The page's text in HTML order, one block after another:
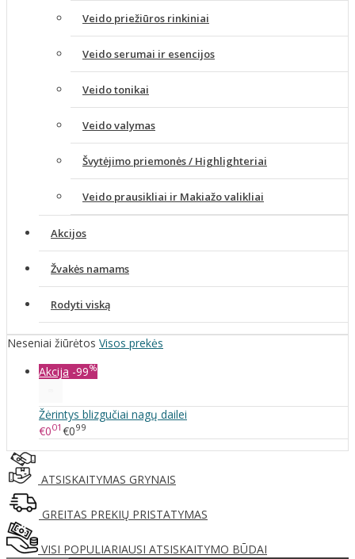
Veido priežiūros rinkiniai
Veido serumai ir esencijos
Veido tonikai
Veido valymas
Švytėjimo priemonės / Highlighteriai
Veido prausikliai ir Makiažo valikliai
Akcijos
Žvakės namams
Rodyti viską
Neseniai žiūrėtos Visos prekės
Akcija -99%
Žėrintys blizgučiai nagų dailei
€001 €099
ATSISKAITYMAS GRYNAIS
GREITAS PREKIŲ PRISTATYMAS
VISI POPULIARIAUSI ATSISKAITYMO BŪDAI